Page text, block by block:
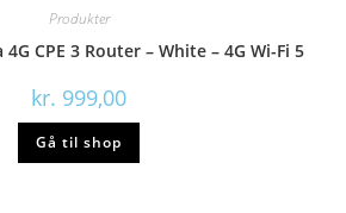
Produkter
CPE 3 Router – White – 4G Wi-Fi 5
kr. 999,00
Gå til shop